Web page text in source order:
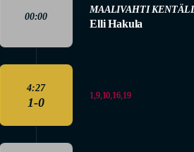
00:00
MAALIVAHTI
Elli Hakula
4:27
1-0 1,9,10,16,19